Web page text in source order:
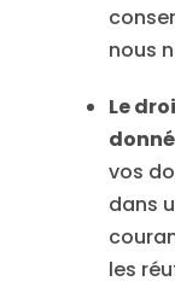
nous
Le
vos
dans
les